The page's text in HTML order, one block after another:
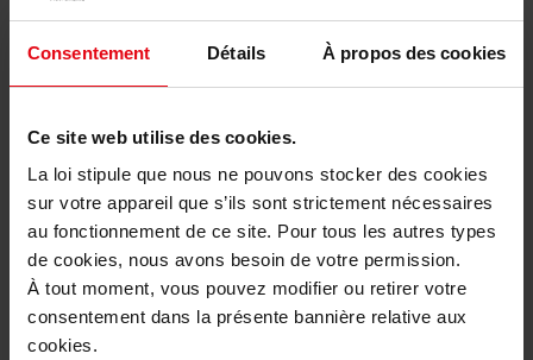
Consentement Détails À propos des cookies
Ce site web utilise des cookies.
La loi stipule que nous ne pouvons stocker des cookies
sur votre appareil que s’ils sont strictement nécessaires
au fonctionnement de ce site. Pour tous les autres types
de cookies, nous avons besoin de votre permission.
À tout moment, vous pouvez modifier ou retirer votre
consentement dans la présente bannière relative aux
cookies.
Gratis levering bij aankoop van min. 55€
Beschrijving
Karakteristieken